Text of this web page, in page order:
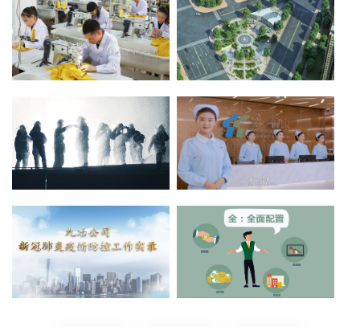
苏州云鹰纺织宣传片
点击查看》
桥梁建筑 三维施工动画
点击查看》
服装公司宣传视频
点击查看》
园区形象宣传片
点击查看》
火灾视频消防宣传片
点击查看》
第一健康集团宣传片
点击查看》